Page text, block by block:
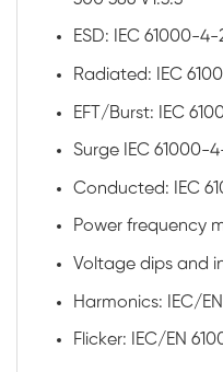
ESD: IEC 61000-4-
Radiated: IEC
EFT/Burst: IEC
Surge IEC 61000-
Conducted: IEC
Power frequency
Voltage dips and
Harmonics: IEC/
Flicker: IEC/EN